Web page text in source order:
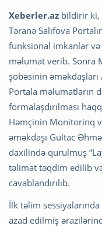
Xeberler.az bildirir ki,
Təranə Salıfova
funksional imkanlar və
məlumat verib. Sonra
şöbəsinin
Portala məlumatların
formalaşdırılması
Həmçinin Monitorinq
əməkdaşı Gültac
daxilində qurulmuş
təlimat təqdim edilib
cavablandırılıb.
İlk təlim sessiyalarında
azad edilmiş